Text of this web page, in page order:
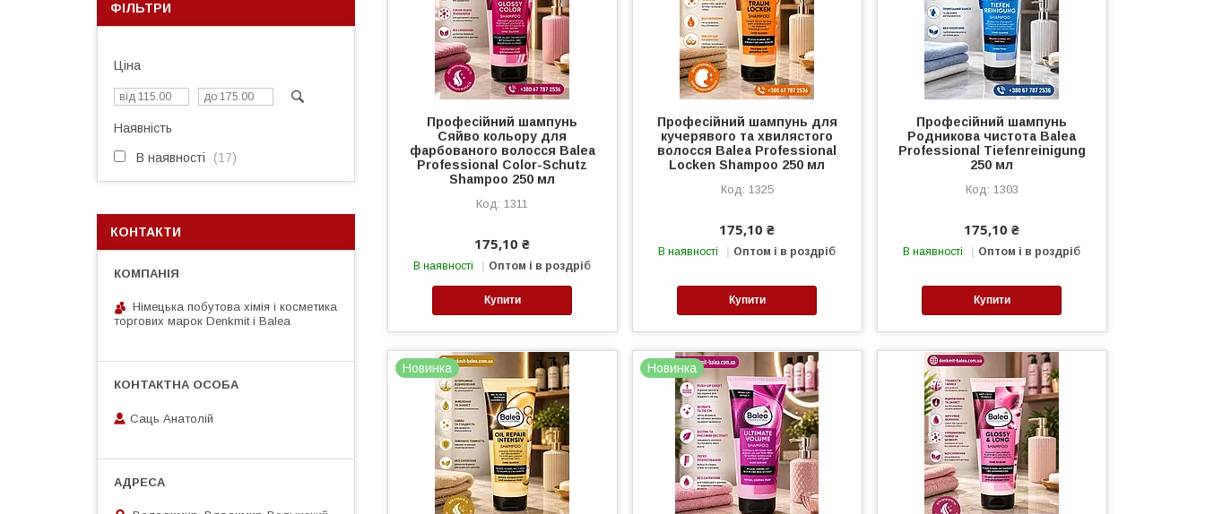
Професійний шампунь
Сяйво кольору для
фарбованого волосся Balea
Professional Color-Schutz
Shampoo 250 мл
1311
175,10 ₴
В наявності Оптом і в роздріб
Купити
Професійний шампунь для
кучерявого та хвилястого
волосся Balea Professional
Locken Shampoo 250 мл
1325
175,10 ₴
В наявності Оптом і в роздріб
Купити
Професійний шампунь
Родникова чистота Balea
Professional Tiefenreinigung
250 мл
1303
175,10 ₴
В наявності Оптом і в роздріб
Купити
Новинка Новинка
ФІЛЬТРИ
Ціна
Наявність
В наявності 17
КОНТАКТИ
Німецька побутова хімія і косметика
торгових марок Denkmit i Balea
Саць Анатолій